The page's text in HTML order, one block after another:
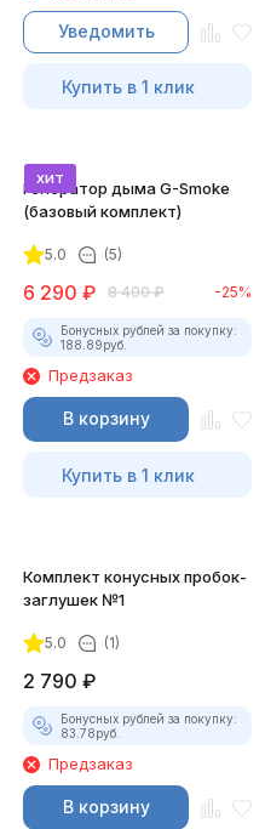
Уведомить
Купить в 1 клик
хит
Генератор дыма G-Smoke
(базовый комплект)
5.0 (5)
6 290 ₽ 8 400 ₽ -25%
Бонусных рублей за покупку:
188.89руб.
Предзаказ
В корзину
Купить в 1 клик
Комплект конусных пробок-
заглушек №1
5.0 (1)
2 790 ₽
Бонусных рублей за покупку:
83.78руб.
Предзаказ
В корзину